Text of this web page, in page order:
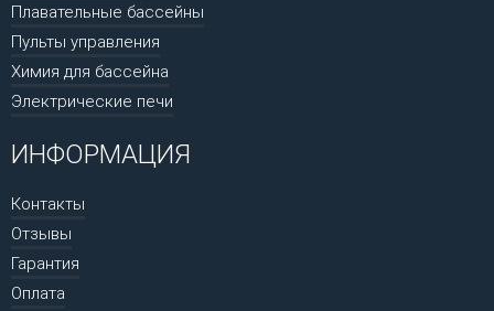
Плавательные бассейны
Пульты управления
Химия для бассейна
Электрические печи
ИНФОРМАЦИЯ
Контакты
Отзывы
Гарантия
Оплата